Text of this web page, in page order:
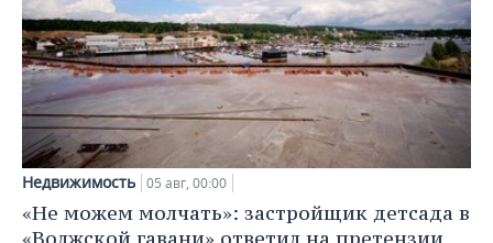
Недвижимость 05 авг, 00:00
«Не можем молчать»: застройщик детсада в